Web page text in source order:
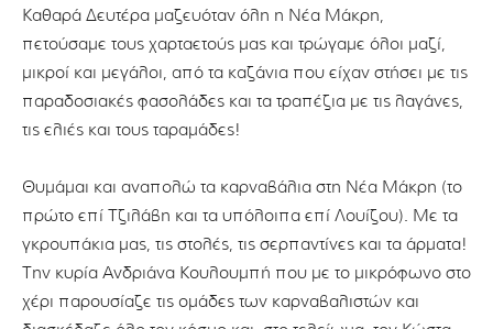
Καθαρά Δευτέρα μαζευόταν όλη η Νέα Μάκρη,
πετούσαμε τους χαρταετούς μας και τρώγαμε όλοι μαζί,
μικροί και μεγάλοι, από τα καζάνια που είχαν στήσει με τις
παραδοσιακές φασολάδες και τα τραπέζια με τις λαγάνες,
τις ελιές και τους ταραμάδες!
Θυμάμαι και αναπολώ τα καρναβάλια στη Νέα Μάκρη (το
πρώτο επί Τζιλάβη και τα υπόλοιπα επί Λουίζου). Με τα
γκρουπάκια μας, τις στολές, τις σερπαντίνες και τα άρματα!
Την κυρία Ανδριάνα Κουλουμπή που με το μικρόφωνο στο
χέρι παρουσίαζε τις ομάδες των καρναβαλιστών και